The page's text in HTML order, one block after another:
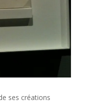
ses créations